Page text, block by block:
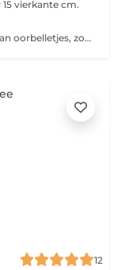
vierkante cm.
Studex oorgaatjes schieten. Grote keuze van oorbelletjes, zowel voor kinderen als volwassen. Bij kindjes schieten wij oorgaatjes vanaf drie jaar. Wij doen het met twee personen tegelijk zodat het heel vlug gaat voor kindjes.
12